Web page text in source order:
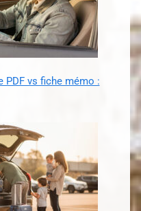
PDF vs fiche mémo :